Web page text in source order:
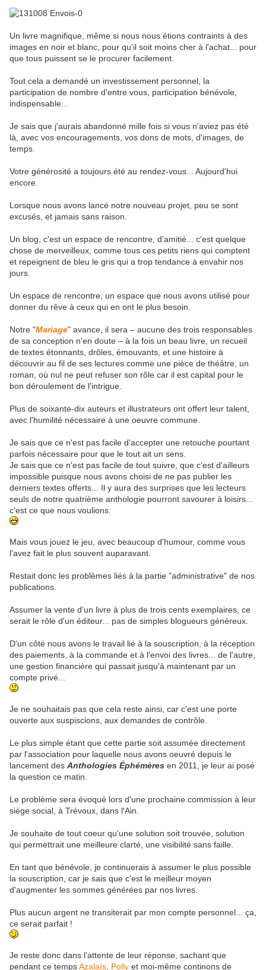
Un livre magnifique, même si nous nous étions contraints à des
images en noir et blanc, pour qu'il soit moins cher à l'achat... pour
que tous puissent se le procurer facilement.
Tout cela a demandé un investissement personnel, la
participation de nombre d'entre vous, participation bénévole,
indispensable...
Je sais que j'aurais abandonné mille fois si vous n'aviez pas été
là, avec vos encouragements, vos dons de mots, d'images, de
temps.
Votre générosité a toujours été au rendez-vous... Aujourd'hui
encore.
Lorsque nous avons lancé notre nouveau projet, peu se sont
excusés, et jamais sans raison.
Un blog, c'est un espace de rencontre, d'amitié... c'est quelque
chose de merveilleux, comme tous ces petits riens qui comptent
et repeignent de bleu le gris qui a trop tendance à envahir nos
jours.
Un espace de rencontre, un espace que nous avons utilisé pour
donner du rêve à ceux qui en ont le plus besoin.
Notre "Mariage" avance, il sera – aucune des trois responsables
de sa conception n'en doute – à la fois un beau livre, un recueil
de textes étonnants, drôles, émouvants, et une histoire à
découvrir au fil de ses lectures comme une pièce de théâtre, un
roman, où nul ne peut refuser son rôle car il est capital pour le
bon déroulement de l'intrigue.
Plus de soixante-dix auteurs et illustrateurs ont offert leur talent,
avec l'humilité nécessaire à une oeuvre commune.
Je sais que ce n'est pas facile d'accepter une retouche pourtant
parfois nécessaire pour que le tout ait un sens.
Je sais que ce n'est pas facile de tout suivre, que c'est d'ailleurs
impossible puisque nous avons choisi de ne pas publier les
derniers textes offerts... Il y aura des surprises que les lecteurs
seuls de notre quatrième anthologie pourront savourer à loisirs...
c'est ce que nous voulions.
Mais vous jouez le jeu, avec beaucoup d'humour, comme vous
l'avez fait le plus souvent auparavant.
Restait donc les problèmes liés à la partie "administrative" de nos
publications.
Assumer la vente d'un livre à plus de trois cents exemplaires, ce
serait le rôle d'un éditeur... pas de simples blogueurs généreux.
D'un côté nous avons le travail lié à la souscription, à la réception
des paiements, à la commande et à l'envoi des livres... de l'autre,
une gestion financière qui passait jusqu'à maintenant par un
compte privé...
Je ne souhaitais pas que cela reste ainsi, car c'est une porte
ouverte aux suspiscions, aux demandes de contrôle.
Le plus simple étant que cette partie soit assumée directement
par l'association pour laquelle nous avons oeuvré depuis le
lancement des Anthologies Éphémères en 2011, je leur ai posé
la question ce matin.
Le problème sera évoqué lors d'une prochaine commission à leur
siège social, à Trévoux, dans l'Ain.
Je souhaite de tout coeur qu'une solution soit trouvée, solution
qui permettrait une meilleure clarté, une visibilité sans faille.
En tant que bénévole, je continuerais à assumer le plus possible
la souscription, car je sais que c'est le meilleur moyen
d'augmenter les sommes générées par nos livres.
Plus aucun argent ne transiterait par mon compte personnel... ça,
ce serait parfait !
Je reste donc dans l'attente de leur réponse, sachant que
pendant ce tempsAzalaïs Polly et moi-même continons de